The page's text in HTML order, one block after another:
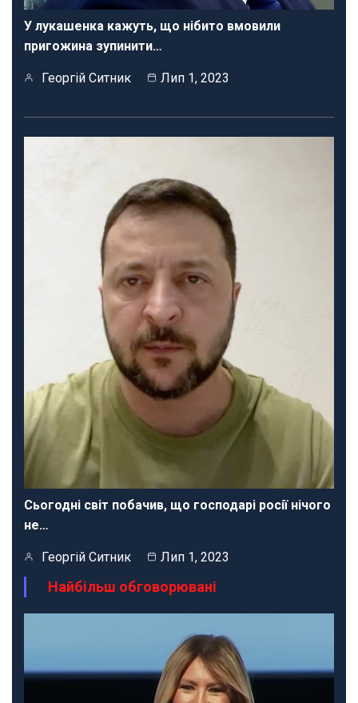
У лукашенка кажуть, що нібито вмовили
пригожина зупинити…
Георгій Ситник Лип 1, 2023
Сьогодні світ побачив, що господарі росії нічого
не…
Георгій Ситник Лип 1, 2023
Найбільш обговорювані